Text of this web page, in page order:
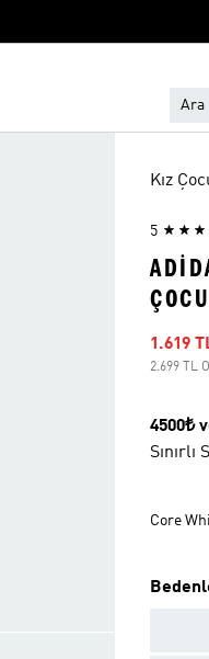
Kız
5
1.619
2.699 TL
4500₺
Core